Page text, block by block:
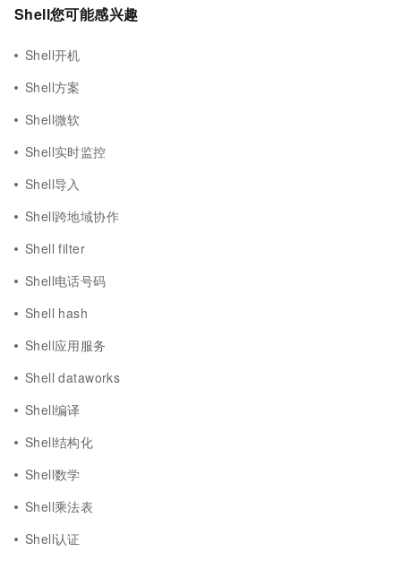
Shell您可能感兴趣
Shell开机
Shell方案
Shell微软
Shell实时监控
Shell导入
Shell跨地域协作
Shell filter
Shell电话号码
Shell hash
Shell应用服务
Shell dataworks
Shell编译
Shell结构化
Shell数学
Shell乘法表
Shell认证